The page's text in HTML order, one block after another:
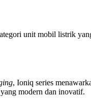
unit mobil listrik
, Ioniq series
modern dan inovatif.